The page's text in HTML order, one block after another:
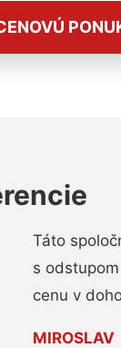
Táto
s
cenu v
MIROSLAV